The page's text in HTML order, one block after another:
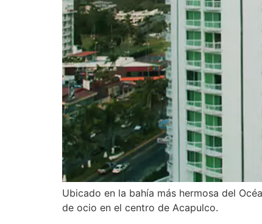
Ubicado en la bahía más hermosa del
de ocio en el centro de Acapulco.